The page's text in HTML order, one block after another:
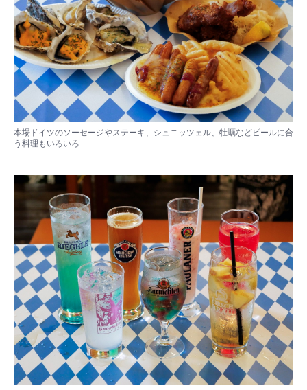
本場ドイツのソーセージやステーキ、シュニッツェル、牡蠣などビールに合
う料理もいろいろ